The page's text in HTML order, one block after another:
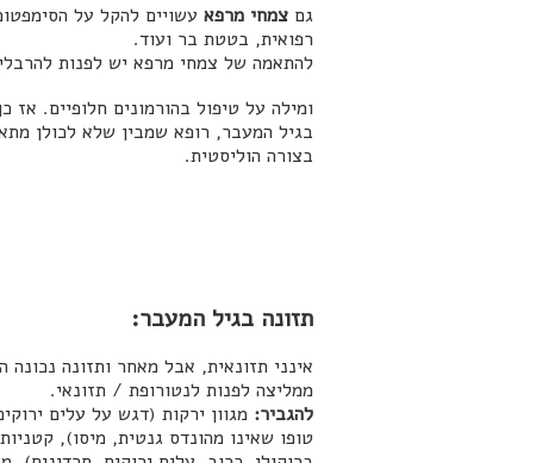
גם צמחי מרפא עשויים להקל על
רפואית, בטטת בר ועוד.
להתאמה של צמחי מרפא יש לפנות
ומילה על טיפול בהורמונים חלופיים.
בגיל המעבר, רופא שמבין שלא לכולן
בצורה הוליסטית.
תזונה בגיל המעבר:
אינני תזונאית, אבל מאחר ותזונה
ממליצה לפנות לנטורופת / תזונאי.
להגביר: מגוון ירקות (דגש על עלים
טופו שאינו מהונדס גנטית, מיסו),